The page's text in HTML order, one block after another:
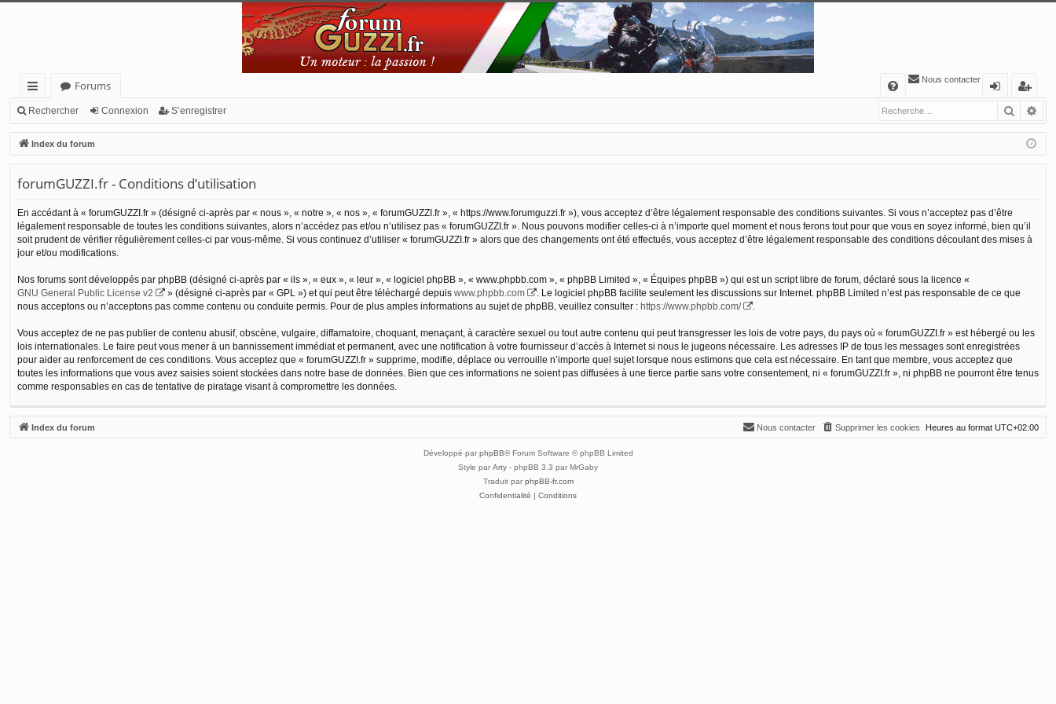
cc
ès
ra
pi
de
Forums
FA
Q
Nous contacter
n
ne
o
n
’e
nr
eg
r
Rechercher Connexion S’enregistrer
Index du forum
forumGUZZI.fr - Conditions d’utilisation
En accédant à « forumGUZZI.fr » (désigné ci-après par « nous », « notre », « nos », « forumGUZZI.fr », « https://www.forumguzzi.fr »), vous acceptez d’être légalement responsable des conditions suivantes. Si vous n’acceptez pas d’être
légalement responsable de toutes les conditions suivantes, alors n’accédez pas et/ou n’utilisez pas « forumGUZZI.fr ». Nous pouvons modifier celles-ci à n’importe quel moment et nous ferons tout pour que vous en soyez informé, bien qu’il
soit prudent de vérifier régulièrement celles-ci par vous-même. Si vous continuez d’utiliser « forumGUZZI.fr » alors que des changements ont été effectués, vous acceptez d’être légalement responsable des conditions découlant des mises à
jour et/ou modifications.
Nos forums sont développés par phpBB (désigné ci-après par « ils », « eux », « leur », « logiciel phpBB », « www.phpbb.com », « phpBB Limited », « Équipes phpBB ») qui est un script libre de forum, déclaré sous la licence «
GNU General Public License v2
» (désigné ci-après par « GPL ») et qui peut être téléchargé depuis www.phpbb.com
. Le logiciel phpBB facilite seulement les discussions sur Internet. phpBB Limited n’est pas responsable de ce que
nous acceptons ou n’acceptons pas comme contenu ou conduite permis. Pour de plus amples informations au sujet de phpBB, veuillez consulter : https://www.phpbb.com/ .
Vous acceptez de ne pas publier de contenu abusif, obscène, vulgaire, diffamatoire, choquant, menaçant, à caractère sexuel ou tout autre contenu qui peut transgresser les lois de votre pays, du pays où « forumGUZZI.fr » est hébergé ou les
lois internationales. Le faire peut vous mener à un bannissement immédiat et permanent, avec une notification à votre fournisseur d’accès à Internet si nous le jugeons nécessaire. Les adresses IP de tous les messages sont enregistrées
pour aider au renforcement de ces conditions. Vous acceptez que « forumGUZZI.fr » supprime, modifie, déplace ou verrouille n’importe quel sujet lorsque nous estimons que cela est nécessaire. En tant que membre, vous acceptez que
toutes les informations que vous avez saisies soient stockées dans notre base de données. Bien que ces informations ne soient pas diffusées à une tierce partie sans votre consentement, ni « forumGUZZI.fr », ni phpBB ne pourront être tenus
comme responsables en cas de tentative de piratage visant à compromettre les données.
Index du forum Heures au format UTC+02:00
Supprimer les cookies
Nous contacter
Développé par phpBB® Forum Software © phpBB Limited
Style par Arty - phpBB 3.3 par MrGaby
Traduit par phpBB-fr.com
Confidentialité | Conditions